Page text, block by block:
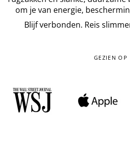
om je van energie,
Blijf verbonden. Reis
GEZIEN OP